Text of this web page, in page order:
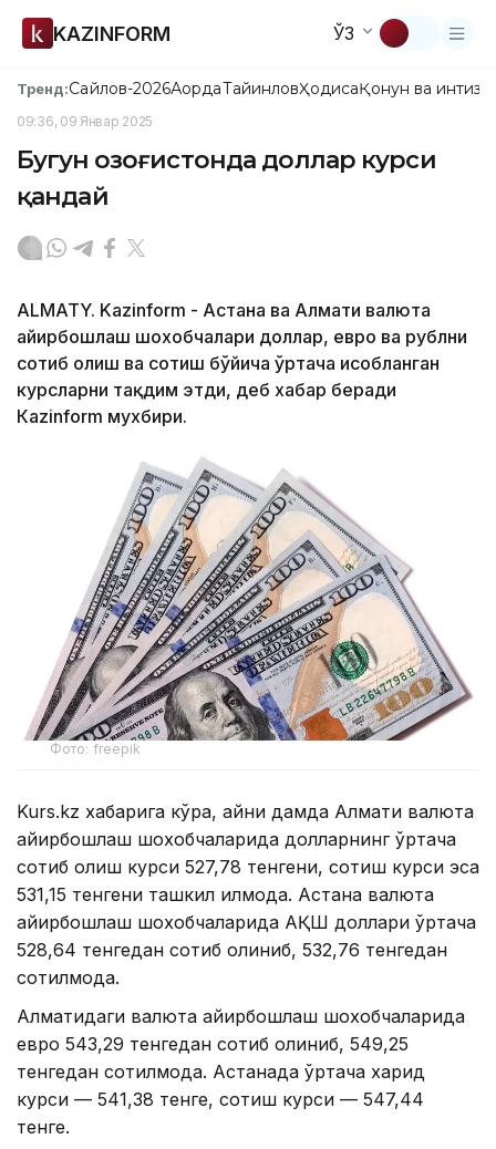
KAZINFORM ЎЗ
Тренд:Сайлов-2026АқордаТайинловҲодисаҚонун ва
09:36, 09 Январ 2025
Бугун Қозоғистонда доллар курси
қандай
ALMATY. Kazinform - Астана ва Алмати валюта
айирбошлаш шохобчалари доллар, евро ва рублни
сотиб олиш ва сотиш бўйича ўртача ҳисобланган
курсларни тақдим этди, деб хабар беради
Кazinform мухбири.
Фото: freepik
Kurs.kz хабарига кўра, айни дамда Алмати валюта
айирбошлаш шохобчаларида долларнинг ўртача
сотиб олиш курси 527,78 тенгени, сотиш курси эса
531,15 тенгени ташкил қилмоқда. Астана валюта
айирбошлаш шохобчаларида АҚШ доллари ўртача
528,64 тенгедан сотиб олиниб, 532,76 тенгедан
сотилмоқда.
Алматидаги валюта айирбошлаш шохобчаларида
евро 543,29 тенгедан сотиб олиниб, 549,25
тенгедан сотилмоқда. Астанада ўртача харид
курси — 541,38 тенге, сотиш курси — 547,44
тенге.